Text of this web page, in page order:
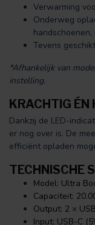
Verwarming
Onderweg
Tevens
*Afhankelijk van
instelling.
KRACHTIG
Dankzij de LED-
er nog over is. De
efficiënt opladen
TECHNISCHE
Model: Ultra
Capaciteit:
Output: 2 ×
Input: USB-C